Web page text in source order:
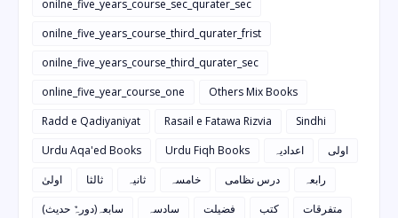
onilne_five_years_course_sec_qurater_sec
onilne_five_years_course_third_qurater_frist
onilne_five_years_course_third_qurater_sec
online_five_year_course_one
Others Mix Books
Radd e Qadiyaniyat
Rasail e Fatawa Rizvia
Sindhi
Urdu Aqa'ed Books
Urdu Fiqh Books اعدادیہ
اولی
اولیٰ
ثالثا ثانیہ خامسہ درس نظامی
رابعہ
سابعہ(دورہٌ حدیث)
سادسہ فضیلت کتب
متفرقات